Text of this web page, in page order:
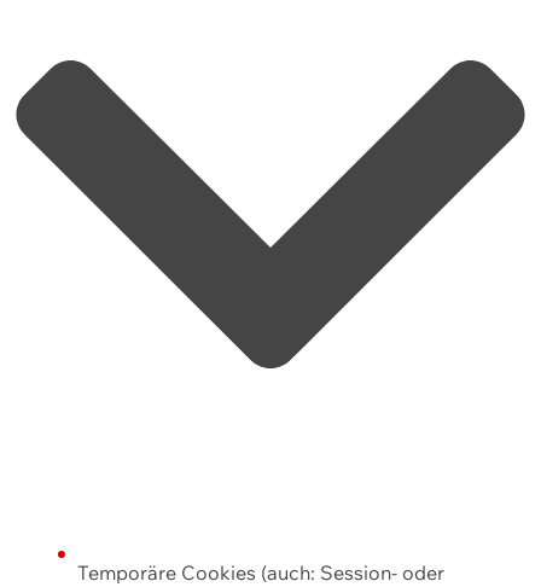
Temporäre Cookies (auch: Session- oder